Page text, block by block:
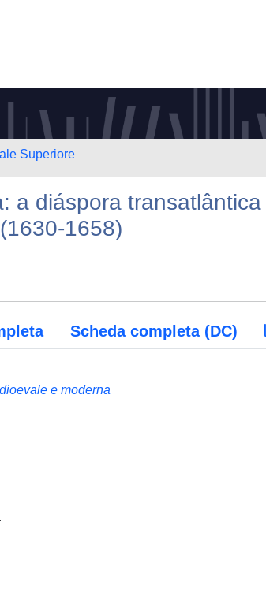
Superiore
a diáspora
1658)
Scheda completa (DC)
e moderna